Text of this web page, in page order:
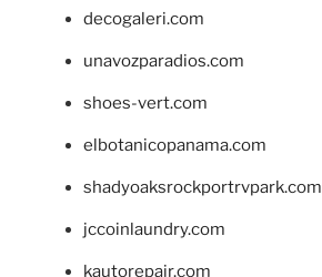
decogaleri.com
unavozparadios.com
shoes-vert.com
elbotanicopanama.com
shadyoaksrockportrvpark.com
jccoinlaundry.com
kautorepair.com